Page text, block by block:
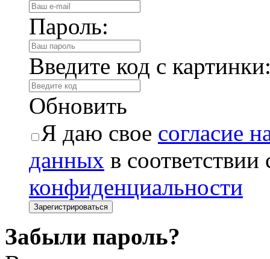
Пароль:
Введите код с
Обновить
Я даю свое согласие
данных в соответствии
конфиденциальности
Забыли пароль?